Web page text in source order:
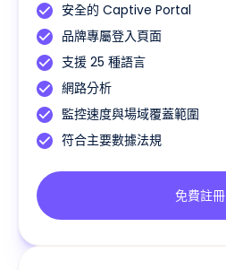
安全的 Captive Portal
品牌專屬登入頁面
支援 25 種語言
網路分析
監控速度與場域覆蓋範圍
符合主要數據法規
免費註冊